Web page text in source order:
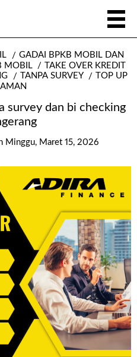
GADAI BPKB MOBIL DAN
MOBIL
TAKE OVER KREDIT
TANPA SURVEY
TOP UP
survey dan bi checking
Minggu, Maret 15, 2026